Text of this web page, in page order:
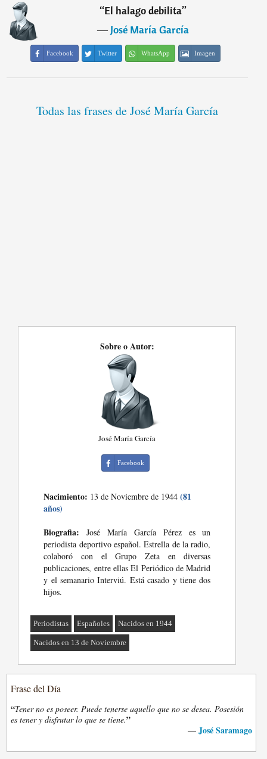
“El halago debilita”
―José María García
Facebook Twitter WhatsApp Imagen
Todas las frases de José María García
Sobre o Autor:
José María García
Facebook
Nacimiento: 13 de Noviembre de 1944(81
años)
Biografia: José María García Pérez es un
periodista deportivo español. Estrella de la radio,
colaboró con el Grupo Zeta en diversas
publicaciones, entre ellas El Periódico de Madrid
y el semanario Interviú. Está casado y tiene dos
hijos.
Periodistas Españoles Nacidos en 1944
Nacidos en 13 de Noviembre
Frase del Día
“Tener no es poseer. Puede tenerse aquello que no se desea. Posesión
es tener y disfrutar lo que se tiene.”
— José Saramago